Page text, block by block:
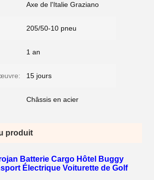
Axe de l'Italie Graziano
205/50-10 pneu
1 an
15 jours
Châssis en acier
produit
Batterie Cargo Hôtel Buggy
Électrique Voiturette de Golf